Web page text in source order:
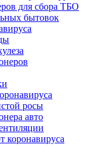
для сбора ТБО
бытовок
росы
авто
коронавируса